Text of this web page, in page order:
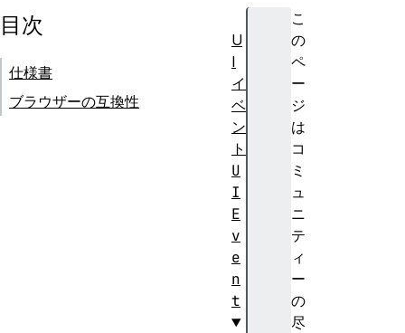
こ
の
ペ
ー
ジ
は
コ
ミ
ュ
ニ
テ
ィ
ー
の
尽
目次
仕様書
ブラウザーの互換性
U
I
イ
ベ
ン
ト
U
I
E
v
e
n
t